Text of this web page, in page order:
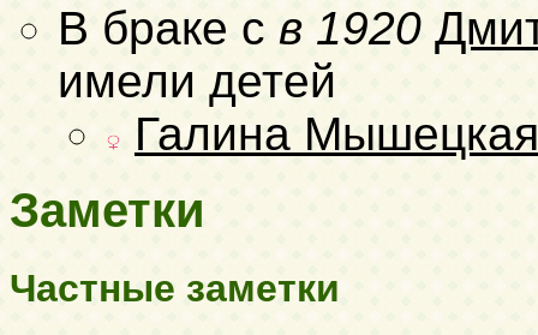
В браке с в 1920
имели детей
Галина Мышецкая
Заметки
Частные заметки